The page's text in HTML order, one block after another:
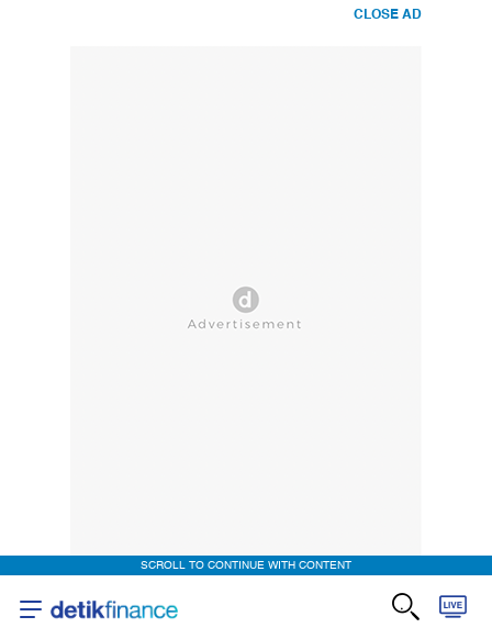
CLOSE AD
SCROLL TO CONTINUE WITH CONTENT